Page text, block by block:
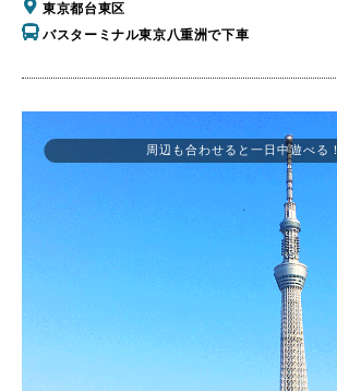
東京都台東区
バスターミナル東京八重洲で下車
周辺も合わせると一日中遊べる！